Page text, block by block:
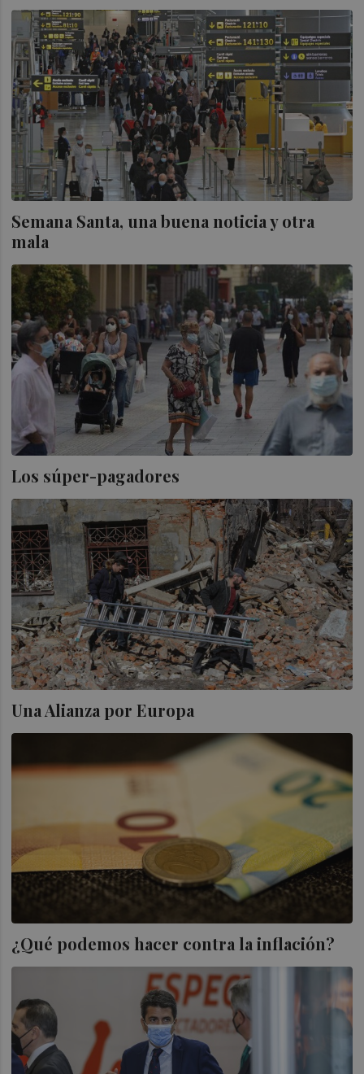
Semana Santa, una buena noticia y otra
mala
Los súper-pagadores
Una Alianza por Europa
¿Qué podemos hacer contra la inflación?